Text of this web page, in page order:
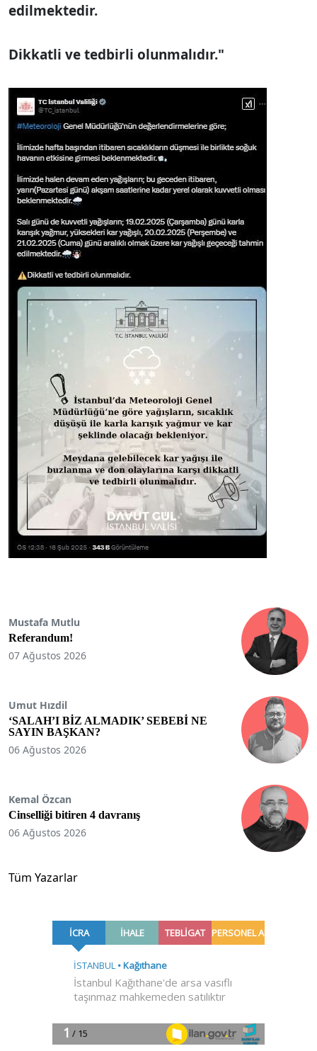
edilmektedir.
Dikkatli ve tedbirli olunmalıdır."
Mustafa Mutlu
Referandum!
07 Ağustos 2026
Umut Hızdil
‘SALAH’I BİZ ALMADIK’ SEBEBİ NE
SAYIN BAŞKAN?
06 Ağustos 2026
Kemal Özcan
Cinselliği bitiren 4 davranış
06 Ağustos 2026
Tüm Yazarlar